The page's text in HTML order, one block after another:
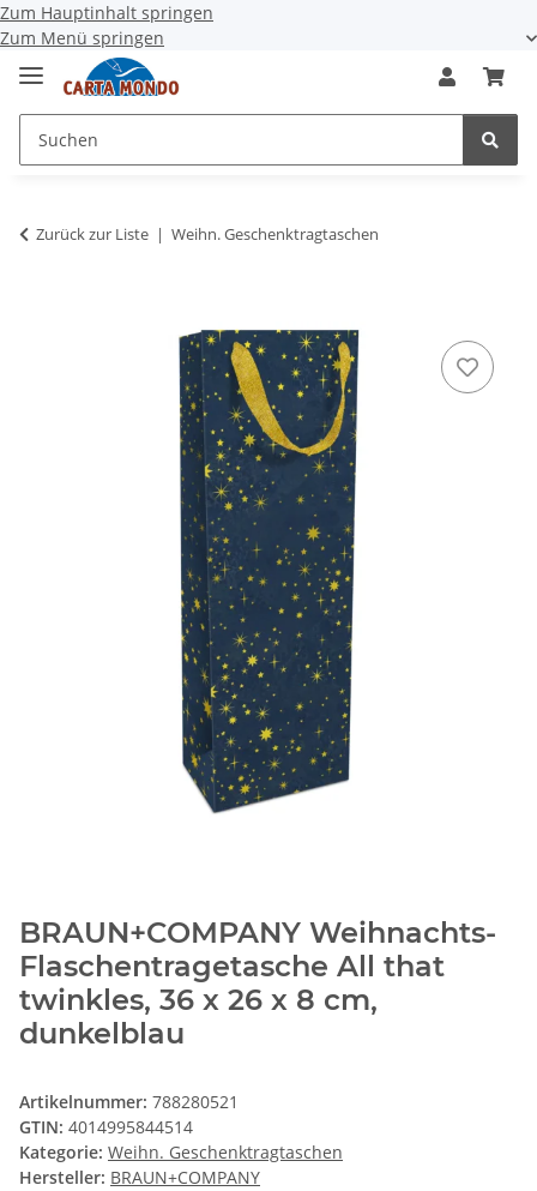
Zum Hauptinhalt springen
Zum Menü springen
Zurück zur Liste Weihn. Geschenktragtaschen
BRAUN+COMPANY Weihnachts-
Flaschentragetasche All that
twinkles, 36 x 26 x 8 cm,
dunkelblau
Artikelnummer: 788280521
GTIN: 4014995844514
Kategorie: Weihn. Geschenktragtaschen
Hersteller: BRAUN+COMPANY